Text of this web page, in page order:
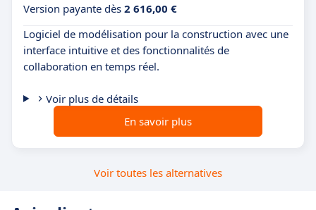
Version payante dès 2 616,00 €
Logiciel de modélisation pour la construction avec une
interface intuitive et des fonctionnalités de
collaboration en temps réel.
Voir plus de détails
En savoir plus
Voir toutes les alternatives